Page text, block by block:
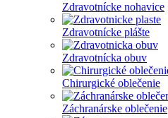
Zdravotnícke nohavice
Zdravotnícke plášte
Zdravotnícka obuv
Chirurgické oblečenie
Záchranárske oblečenie